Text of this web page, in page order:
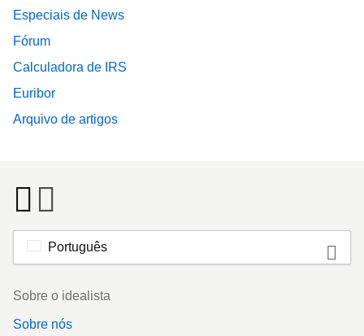
Especiais de News
Fórum
Calculadora de IRS
Euribor
Arquivo de artigos
Português
Footer
Sobre o idealista
Sobre nós